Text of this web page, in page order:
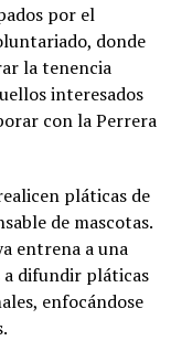
por el
donde
la tenencia
interesados
con la Perrera
pláticas de
de mascotas.
entrena a una
a difundir pláticas
enfocándose